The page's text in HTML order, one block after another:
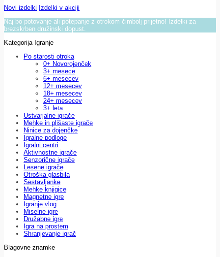
Novi izdelki Izdelki v akciji
Naj bo potovanje ali potepanje z otrokom čimbolj prijetno! Izdelki za
brezskrben družinski dopust.
Kategorija Igranje
Po starosti otroka
0+ Novorojenček
3+ mesece
6+ mesecev
12+ mesecev
18+ mesecev
24+ mesecev
3+ leta
Ustvarjalne igrače
Mehke in plišaste igrače
Ninice za dojenčke
Igralne podloge
Igralni centri
Aktivnostne igrače
Senzorične igrače
Lesene igrače
Otroška glasbila
Sestavljanke
Mehke knjigice
Magnetne igre
Igranje vlog
Miselne igre
Družabne igre
Igra na prostem
Shranjevanje igrač
Blagovne znamke